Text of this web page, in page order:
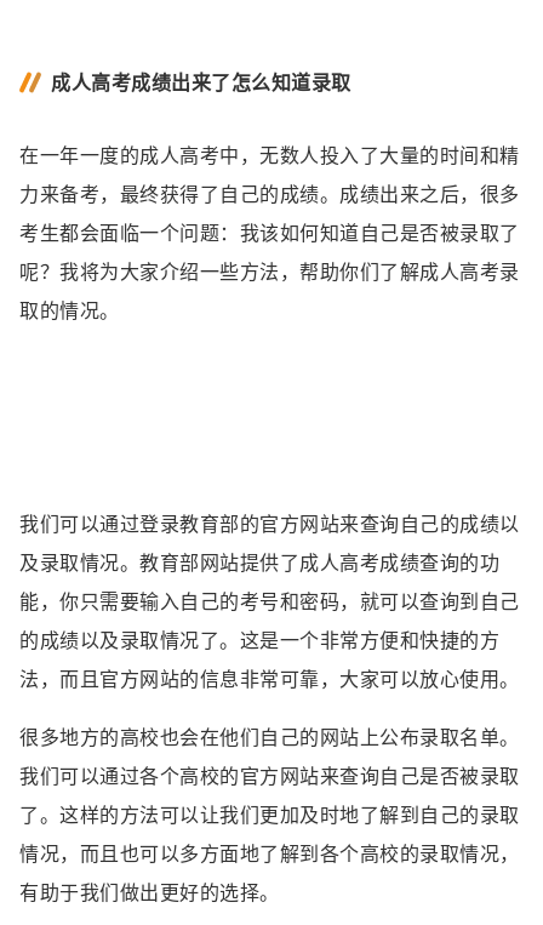
成人高考成绩出来了怎么知道录取
在一年一度的成人高考中，无数人投入了大量的时间和精
力来备考，最终获得了自己的成绩。成绩出来之后，很多
考生都会面临一个问题：我该如何知道自己是否被录取了
呢？我将为大家介绍一些方法，帮助你们了解成人高考录
取的情况。
我们可以通过登录教育部的官方网站来查询自己的成绩以
及录取情况。教育部网站提供了成人高考成绩查询的功
能，你只需要输入自己的考号和密码，就可以查询到自己
的成绩以及录取情况了。这是一个非常方便和快捷的方
法，而且官方网站的信息非常可靠，大家可以放心使用。
很多地方的高校也会在他们自己的网站上公布录取名单。
我们可以通过各个高校的官方网站来查询自己是否被录取
了。这样的方法可以让我们更加及时地了解到自己的录取
情况，而且也可以多方面地了解到各个高校的录取情况，
有助于我们做出更好的选择。